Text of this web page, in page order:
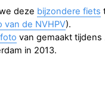
deze bijzondere fiets
van de NVHPV).
van gemaakt
in 2013.